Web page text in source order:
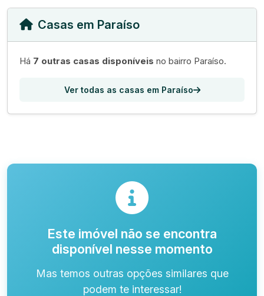
Casas em Paraíso
Há 7 outras casas disponíveis no bairro Paraíso.
Ver todas as casas em Paraíso
Este imóvel não se encontra
disponível nesse momento
Mas temos outras opções similares que
podem te interessar!